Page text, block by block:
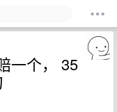
一个， 35